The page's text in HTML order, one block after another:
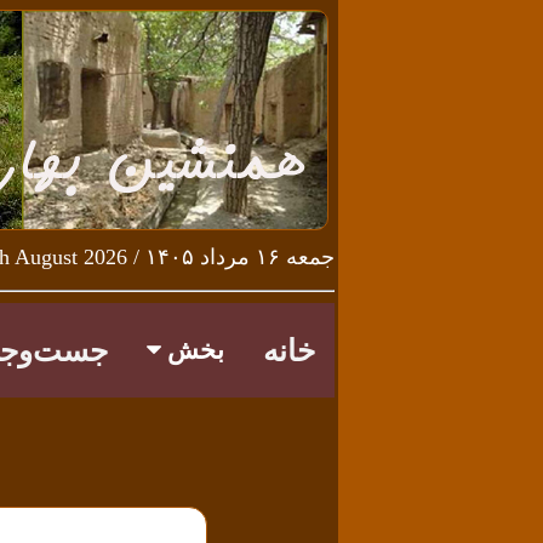
جمعه ۱۶ مرداد ۱۴۰۵ / Friday 7th August 2026
خانه بخش